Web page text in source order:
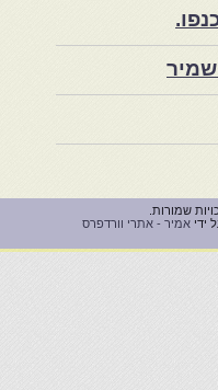
ידי אמיר - אתרי וורדפרס